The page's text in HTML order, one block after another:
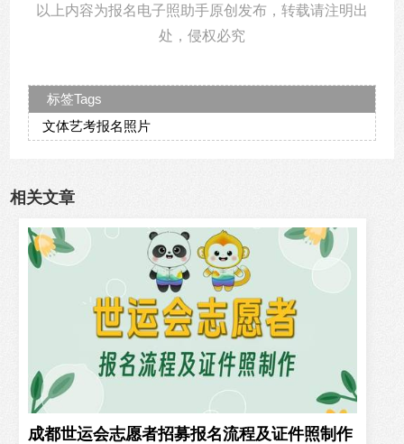
以上内容为报名电子照助手原创发布，转载请注明出
处，侵权必究
标签Tags
文体艺考报名照片
相关文章
成都世运会志愿者招募报名流程及证件照制作